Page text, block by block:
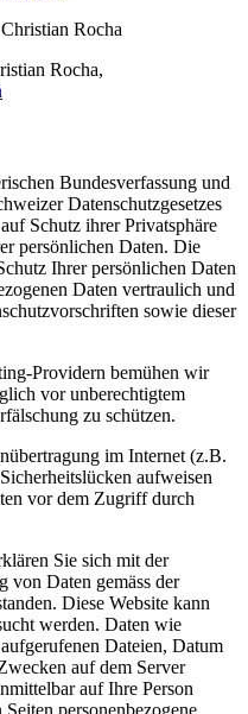
Christian Rocha
Rocha,
Bundesverfassung und
Datenschutzgesetzes
Schutz ihrer Privatsphäre
persönlichen Daten. Die
Ihrer persönlichen Daten
Daten vertraulich und
sowie dieser
Providern bemühen wir
vor unberechtigtem
zu schützen.
im Internet (z.B.
aufweisen
vor dem Zugriff durch
Sie sich mit der
von Daten gemäss der
Diese Website kann
werden. Daten wie
Dateien, Datum
auf dem Server
auf Ihre Person